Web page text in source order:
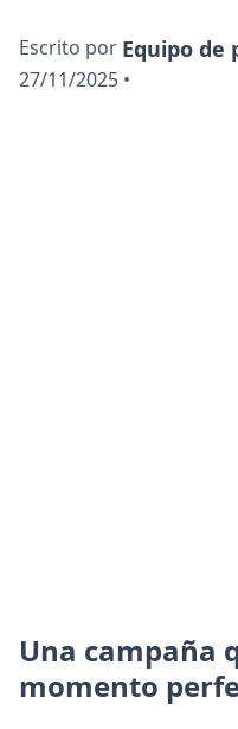
Escrito por Equipo de
27/11/2025 •
Una campaña
momento